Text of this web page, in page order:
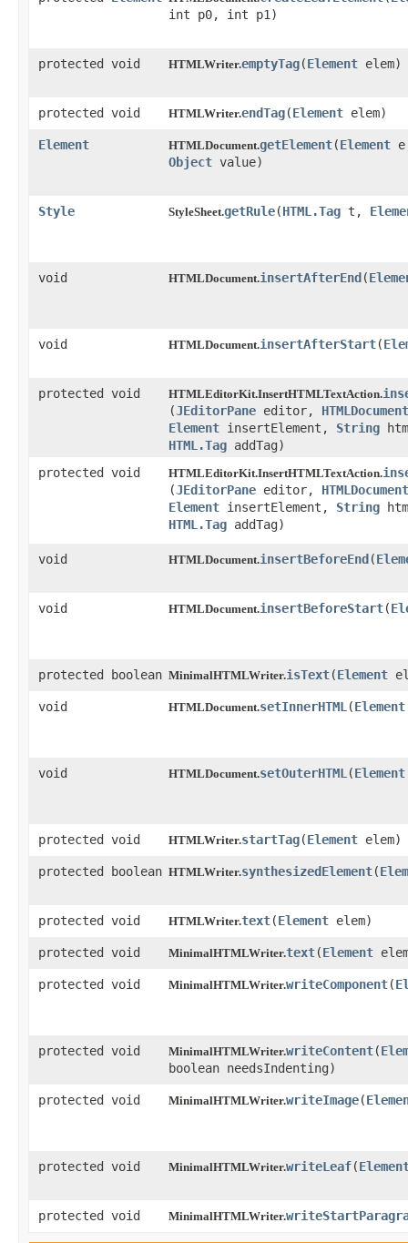
int p0, int p1)
protected void HTMLWriter.emptyTag​(Element elem)
protected void HTMLWriter.endTag​(Element elem)
Element HTMLDocument.getElement​(Element
Object value)
Style StyleSheet.getRule​(HTML.Tag t,
void HTMLDocument.insertAfterEnd ​(
void HTMLDocument.insertAfterStart​(
protected void HTMLEditorKit.InsertHTMLTextAction.
(JEditorPane editor, HTMLDocument
Element insertElement, String
HTML.Tag addTag)
protected void
HTMLEditorKit.InsertHTMLTextAction.
(JEditorPane editor, HTMLDocument
Element insertElement, String
HTML.Tag addTag)
void HTMLDocument.insertBeforeEnd ​(
void HTMLDocument.insertBeforeStart​(
protected boolean MinimalHTMLWriter.isText​(Element
void HTMLDocument.setInnerHTML ​(Element
void HTMLDocument.setOuterHTML ​(Element
protected void HTMLWriter.startTag​(Element elem)
protected boolean HTMLWriter.synthesizedElement​(
protected void HTMLWriter.text​(Element elem)
protected void MinimalHTMLWriter.text​(Element
protected void MinimalHTMLWriter.writeComponent​(
protected void MinimalHTMLWriter.writeContent​(
boolean needsIndenting)
protected void MinimalHTMLWriter.writeImage​(
protected void MinimalHTMLWriter.writeLeaf​(
protected void MinimalHTMLWriter.